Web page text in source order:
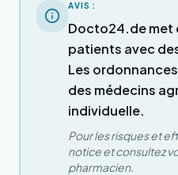
AVIS :
Docto24.de met
patients avec
Les
des médecins
individuelle.
Pour les risques et
notice et consultez
pharmacien.